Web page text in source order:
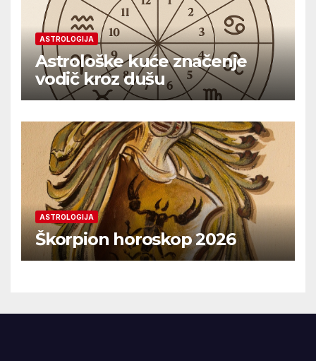
ASTROLOGIJA
Astrološke kuće značenje
vodič kroz dušu
ASTROLOGIJA
Škorpion horoskop 2026